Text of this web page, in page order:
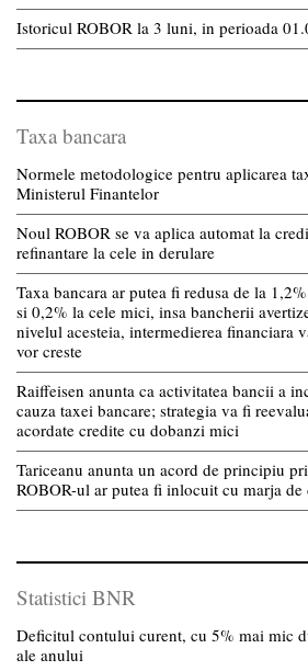
Istoricul ROBOR la 3 luni, in perioada
Taxa bancara
Normele metodologice pentru aplicarea
Ministerul Finantelor
Noul ROBOR se va aplica automat la
refinantare la cele in derulare
Taxa bancara ar putea fi redusa de la
si 0,2% la cele mici, insa bancherii
nivelul acesteia, intermedierea financiara
vor creste
Raiffeisen anunta ca activitatea bancii a
cauza taxei bancare; strategia va fi
acordate credite cu dobanzi mici
Tariceanu anunta un acord de principiu
ROBOR-ul ar putea fi inlocuit cu marja
Statistici BNR
Deficitul contului curent, cu 5% mai mic
ale anului